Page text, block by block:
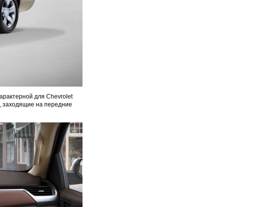
для Chevrolet
заходящие на передние